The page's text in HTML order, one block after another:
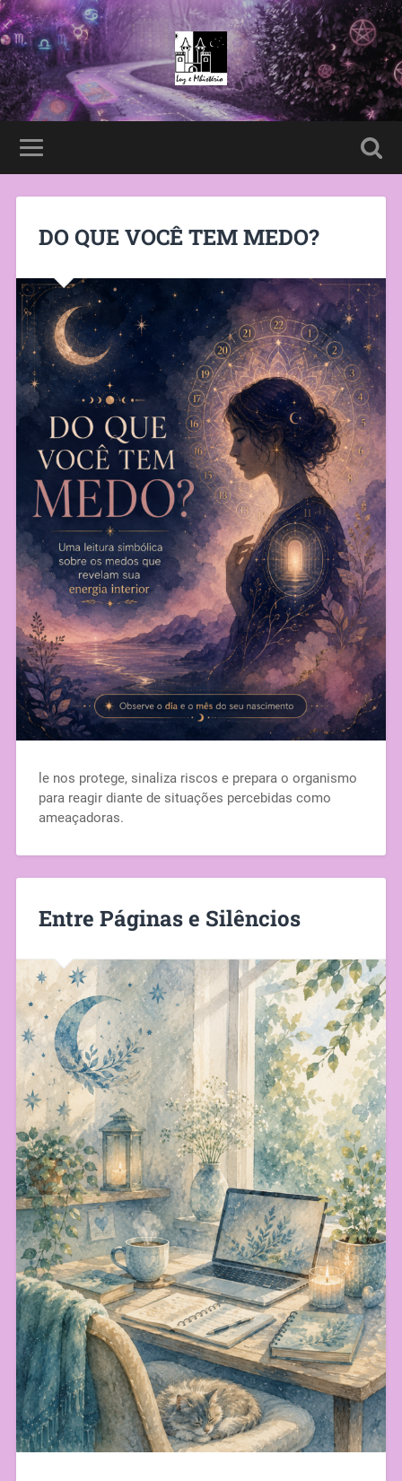
DO QUE VOCÊ TEM MEDO?
le nos protege, sinaliza riscos e prepara o organismo
para reagir diante de situações percebidas como
ameaçadoras.
Entre Páginas e Silêncios